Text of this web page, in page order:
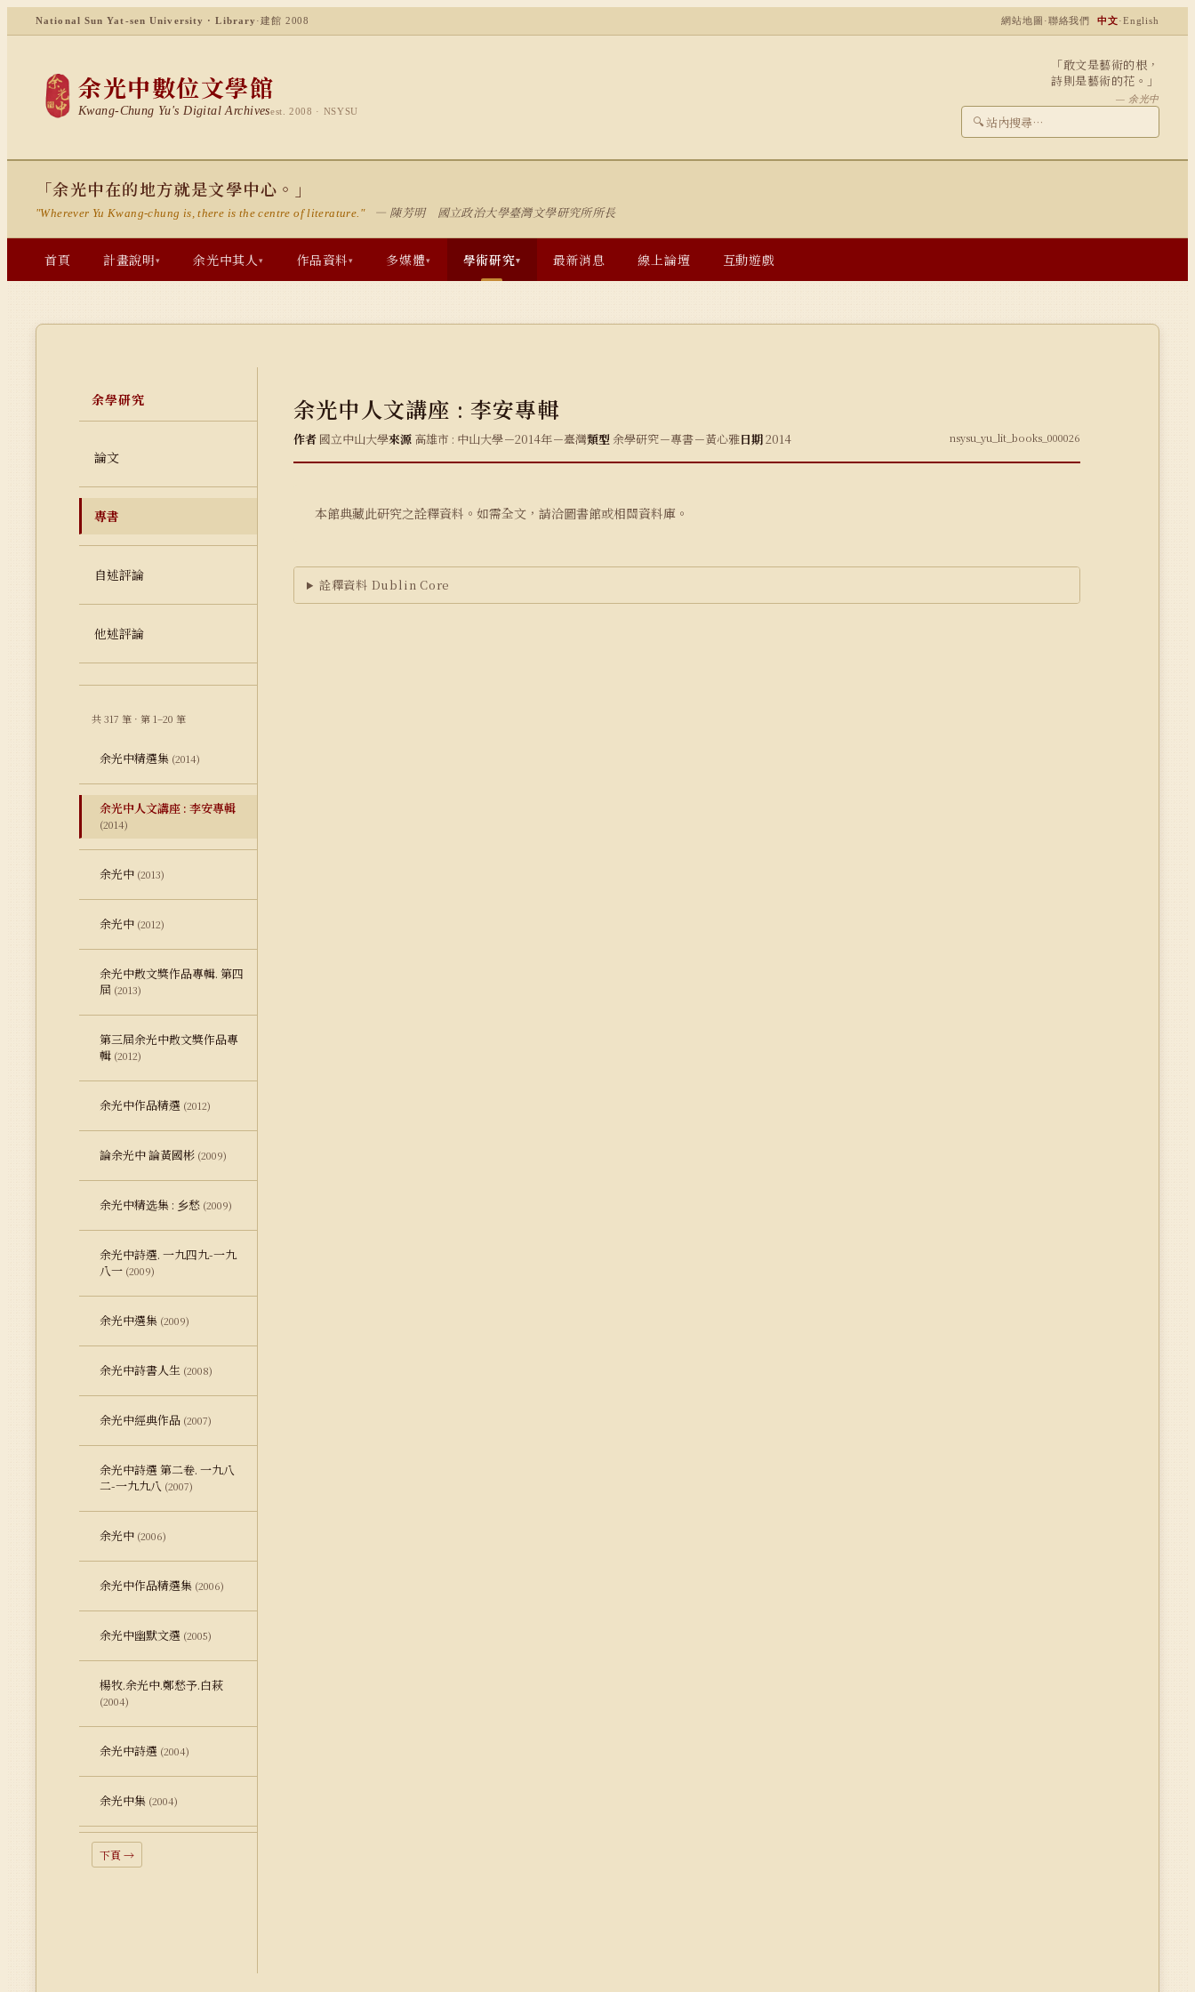
National Sun Yat-sen University · Library ·建館 2008 網站地圖 ·聯絡我們 中文·English
余光中數位文學館
Kwang-Chung Yu's Digital Archivesest. 2008 · NSYSU
「敢文是藝術的根，
詩則是藝術的花。」
— 余光中
🔍
「余光中在的地方就是文學中心。」
"Wherever Yu Kwang-chung is, there is the centre of literature." — 陳芳明 國立政治大學臺灣文學研究所所長
首頁 計畫說明▾ 余光中其人▾ 作品資料▾ 多媒體▾ 學術研究▾ 最新消息 線上論壇 互動遊戲
余學研究
論文
專書
自述評論
他述評論
共 317 筆 · 第 1–20 筆
余光中精選集 (2014)
余光中人文講座 : 李安專輯
(2014)
余光中 (2013)
余光中 (2012)
余光中散文獎作品專輯. 第四
屆 (2013)
第三屆余光中散文獎作品專
輯 (2012)
余光中作品精選 (2012)
論余光中 論黃國彬 (2009)
余光中精选集 : 乡愁 (2009)
余光中詩選. 一九四九-一九
八一 (2009)
余光中選集 (2009)
余光中詩書人生 (2008)
余光中經典作品 (2007)
余光中詩選 第二卷. 一九八
二-一九九八 (2007)
余光中 (2006)
余光中作品精選集 (2006)
余光中幽默文選 (2005)
楊牧.余光中.鄭愁予.白萩
(2004)
余光中詩選 (2004)
余光中集 (2004)
下頁 →
余光中人文講座 : 李安專輯
作者 國立中山大學來源 高雄市 : 中山大學－2014年－臺灣類型 余學研究－專書－黃心雅日期2014 nsysu_yu_lit_books_000026
本館典藏此研究之詮釋資料。如需全文，請洽圖書館或相關資料庫。
詮釋資料 Dublin Core